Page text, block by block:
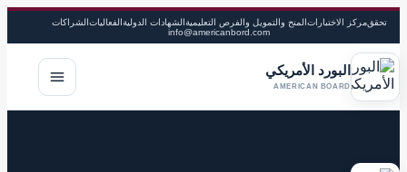
تحققمركز الاختباراتالمنح والتمويل والفرص التعليميةالشهادات الدوليةالفعالياتالشراكات
info@americanbord.com
البورد الأمريكي
AMERICAN BOARD